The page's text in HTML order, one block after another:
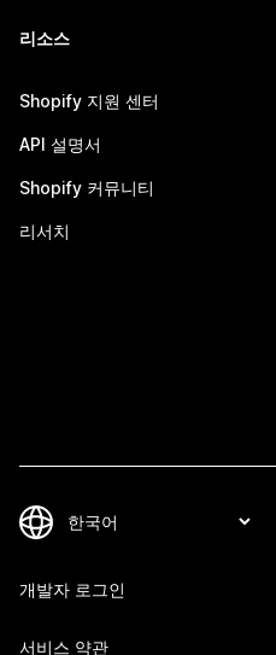
리소스
Shopify 지원 센터
API 설명서
Shopify 커뮤니티
리서치
개발자 로그인
서비스 약관